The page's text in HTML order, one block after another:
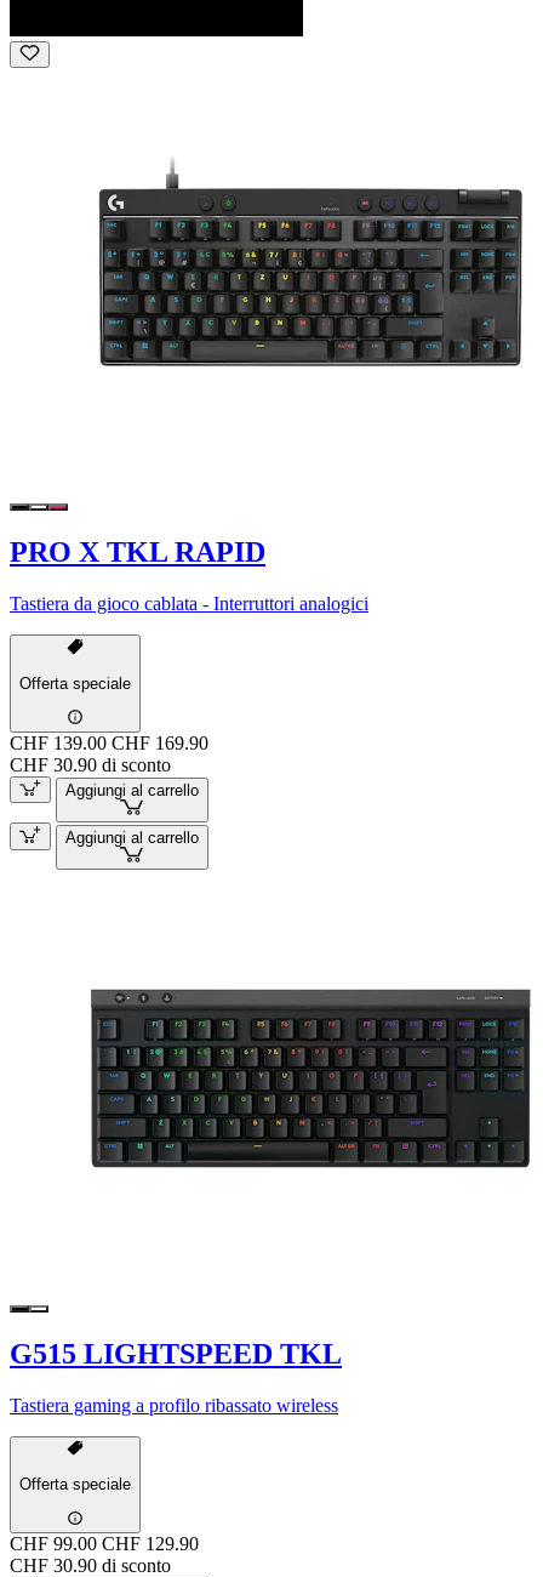
PRO X TKL RAPID
Tastiera da gioco cablata - Interruttori analogici
Offerta speciale
CHF 139.00 CHF 169.90
CHF 30.90 di sconto
Aggiungi al carrello
Aggiungi al carrello
G515 LIGHTSPEED TKL
Tastiera gaming a profilo ribassato wireless
Offerta speciale
CHF 99.00 CHF 129.90
CHF 30.90 di sconto